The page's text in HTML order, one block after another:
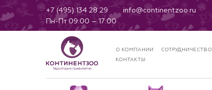
+7 (495) 134 28 29
info@continentzoo.ru
Пн-Пт 09:00 – 17:00
О КОМПАНИИ СОТРУДНИЧЕСТВО
КОНТАКТЫ